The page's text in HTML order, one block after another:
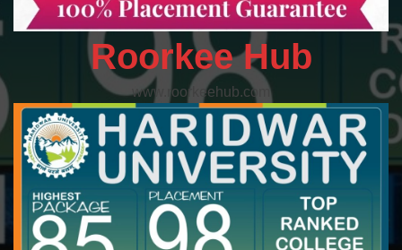
Roorkee Hub
www.roorkeehub.com